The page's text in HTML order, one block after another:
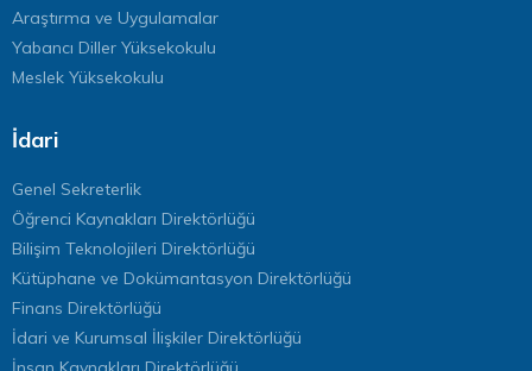
Araştırma ve Uygulamalar
Yabancı Diller Yüksekokulu
Meslek Yüksekokulu
İdari
Genel Sekreterlik
Öğrenci Kaynakları Direktörlüğü
Bilişim Teknolojileri Direktörlüğü
Kütüphane ve Dokümantasyon Direktörlüğü
Finans Direktörlüğü
İdari ve Kurumsal İlişkiler Direktörlüğü